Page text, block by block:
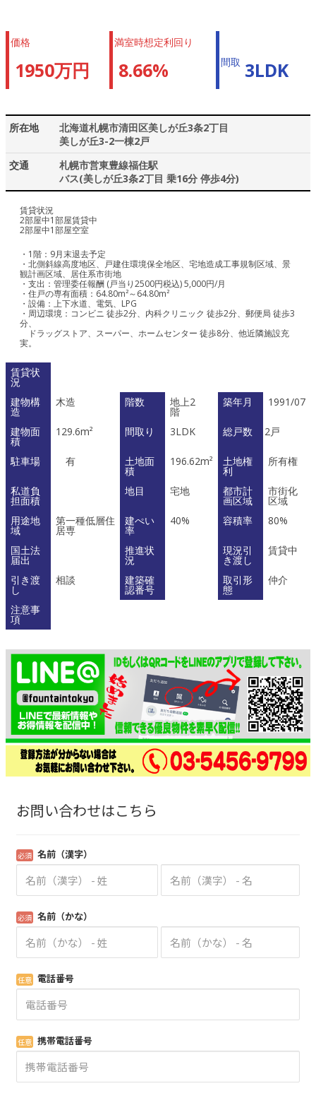
価格
1950万円
満室時想定利回り
8.66% 間取 3LDK
所在地
北海道札幌市清田区美しが丘3条2丁目
美しが丘3-2一棟2戸
交通
札幌市営東豊線福住駅
バス(美しが丘3条2丁目 乗16分 停歩4分)
賃貸状況
2部屋中1部屋賃貸中
2部屋中1部屋空室
・1階：9月末退去予定
・北側斜線高度地区、戸建住環境保全地区、宅地造成工事規制区域、景
観計画区域、居住系市街地
・支出：管理委任報酬 (戸当り2500円税込) 5,000円/月
・住戸の専有面積：64.80m²～64.80m²
・設備：上下水道、電気、LPG
・周辺環境：コンビニ 徒歩2分、内科クリニック 徒歩2分、郵便局 徒歩3
分、
ドラッグストア、スーパー、ホームセンター 徒歩8分、他近隣施設充
実。
賃貸状
況
建物構
造
木造 階数 地上2
階
築年月 1991/07
建物面
積
129.6m² 間取り 3LDK 総戸数 2戸
駐車場 有 土地面
積
196.62m² 土地権
利
所有権
私道負
担面積
地目 宅地 都市計
画区域
市街化
区域
用途地
域
第一種低層住
居専
建ぺい
率
40% 容積率 80%
国土法
届出
推進状
況
現況引
き渡し
賃貸中
引き渡
し
相談 建築確
認番号
取引形
態
仲介
注意事
項